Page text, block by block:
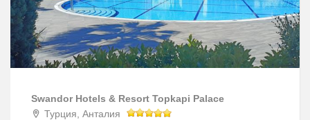
Swandor Hotels & Resort Topkapi Palace
Турция, Анталия